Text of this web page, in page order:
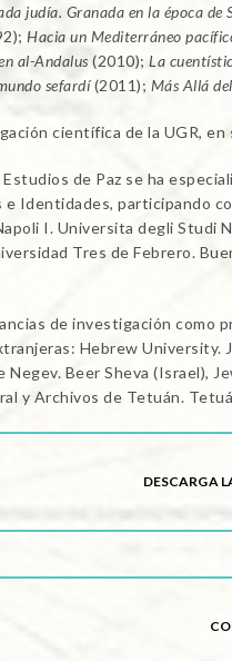
judía. Granada en la época de
Hacia un Mediterráneo
al-Andalus (2010); La
sefardí(2011); Más Allá
científica de la UGR,
Estudios de Paz se ha
e Identidades, participando
I. Universita degli Studi
Tres de Febrero.
de investigación como
Hebrew University.
Beer Sheva (Israel),
y Archivos de Tetuán.
DESCARGA